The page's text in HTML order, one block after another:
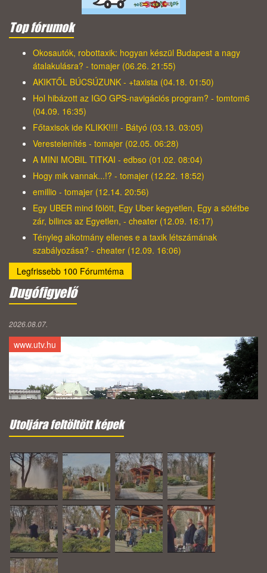
Top fórumok
Okosautók, robottaxik: hogyan készül Budapest a nagy
átalakulásra? - tomajer (06.26. 21:55)
AKIKTŐL BÚCSÚZUNK - +taxista (04.18. 01:50)
Hol hibázott az IGO GPS-navigációs program? - tomtom6
(04.09. 16:35)
Főtaxisok ide KLIKK!!!! - Bátyó (03.13. 03:05)
Verestelenítés - tomajer (02.05. 06:28)
A MINI MOBIL TITKAI - edbso (01.02. 08:04)
Hogy mik vannak...!? - tomajer (12.22. 18:52)
emillio - tomajer (12.14. 20:56)
Egy UBER mind fölött, Egy Uber kegyetlen, Egy a sötétbe
zár, bilincs az Egyetlen, - cheater (12.09. 16:17)
Tényleg alkotmány ellenes e a taxik létszámának
szabályozása? - cheater (12.09. 16:06)
Legfrissebb 100 Fórumtéma
Dugófigyelő
2026.08.07.
www.utv.hu
Utoljára feltöltött képek